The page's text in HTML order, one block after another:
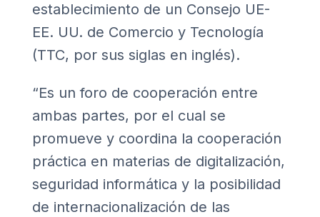
establecimiento de un Consejo UE-
EE. UU. de Comercio y Tecnología
(TTC, por sus siglas en inglés).
“Es un foro de cooperación entre
ambas partes, por el cual se
promueve y coordina la cooperación
práctica en materias de digitalización,
seguridad informática y la posibilidad
de internacionalización de las